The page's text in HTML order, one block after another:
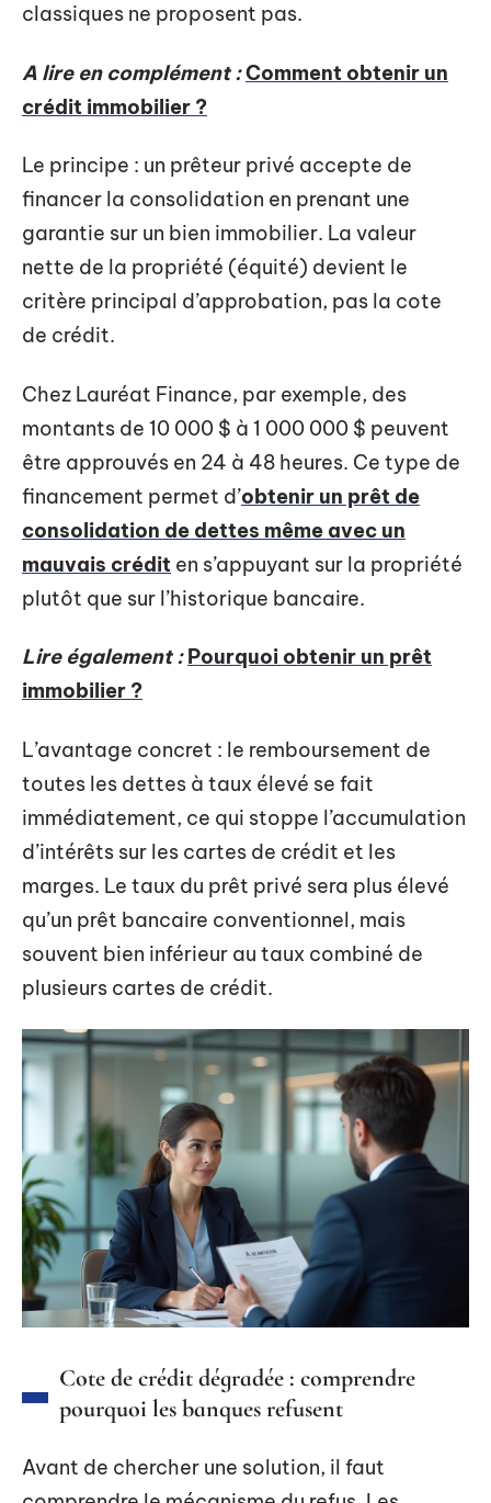
classiques ne proposent pas.
A lire en complément :Comment obtenir un
crédit immobilier ?
Le principe : un prêteur privé accepte de
financer la consolidation en prenant une
garantie sur un bien immobilier. La valeur
nette de la propriété (équité) devient le
critère principal d’approbation, pas la cote
de crédit.
Chez Lauréat Finance, par exemple, des
montants de 10 000 $ à 1 000 000 $ peuvent
être approuvés en 24 à 48 heures. Ce type de
financement permet d’obtenir un prêt de
consolidation de dettes même avec un
mauvais crédit en s’appuyant sur la propriété
plutôt que sur l’historique bancaire.
Lire également : Pourquoi obtenir un prêt
immobilier ?
L’avantage concret : le remboursement de
toutes les dettes à taux élevé se fait
immédiatement, ce qui stoppe l’accumulation
d’intérêts sur les cartes de crédit et les
marges. Le taux du prêt privé sera plus élevé
qu’un prêt bancaire conventionnel, mais
souvent bien inférieur au taux combiné de
plusieurs cartes de crédit.
Cote de crédit dégradée : comprendre
pourquoi les banques refusent
Avant de chercher une solution, il faut